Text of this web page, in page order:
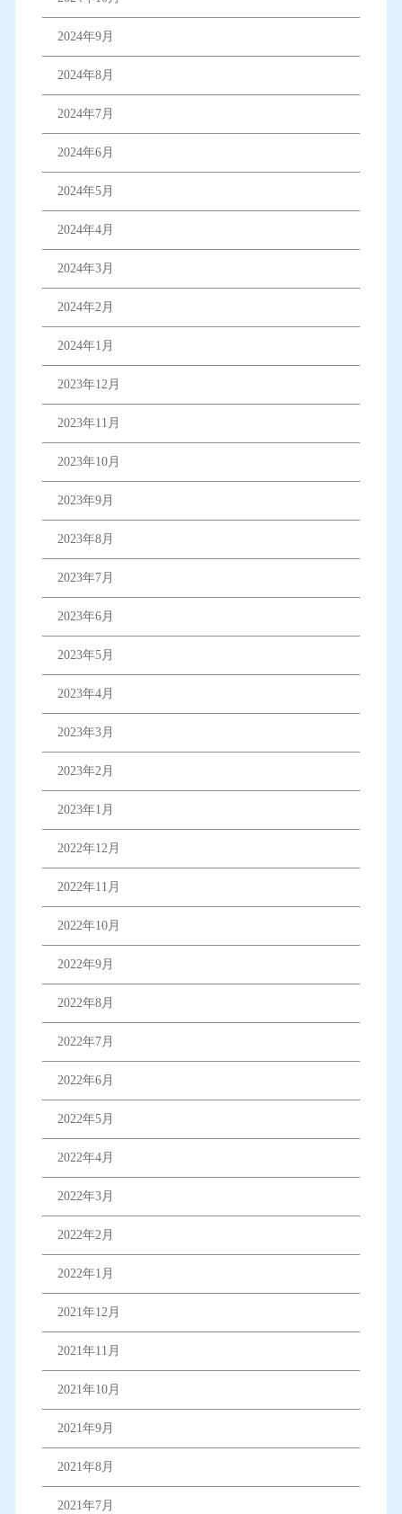
2024年9月
2024年8月
2024年7月
2024年6月
2024年5月
2024年4月
2024年3月
2024年2月
2024年1月
2023年12月
2023年11月
2023年10月
2023年9月
2023年8月
2023年7月
2023年6月
2023年5月
2023年4月
2023年3月
2023年2月
2023年1月
2022年12月
2022年11月
2022年10月
2022年9月
2022年8月
2022年7月
2022年6月
2022年5月
2022年4月
2022年3月
2022年2月
2022年1月
2021年12月
2021年11月
2021年10月
2021年9月
2021年8月
2021年7月